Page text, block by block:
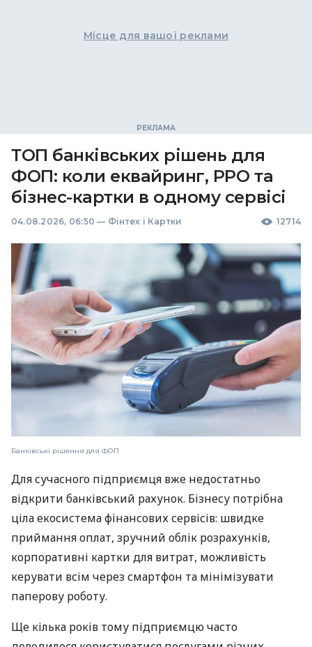
Місце для вашої реклами
ТОП банківських рішень для
ФОП: коли еквайринг, РРО та
бізнес-картки в одному сервісі
04.08.2026, 06:50 — Фінтех і Картки 12714
Банківські рішення для ФОП
Для сучасного підприємця вже недостатньо
відкрити банківський рахунок. Бізнесу потрібна
ціла екосистема фінансових сервісів: швидке
приймання оплат, зручний облік розрахунків,
корпоративні картки для витрат, можливість
керувати всім через смартфон та мінімізувати
паперову роботу.
Ще кілька років тому підприємцю часто